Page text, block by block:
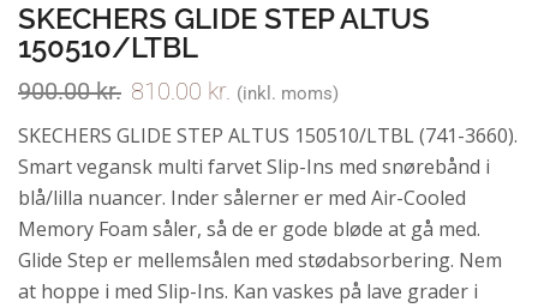
SKECHERS GLIDE STEP ALTUS
150510/LTBL
900.00kr. 810.00 kr. (inkl. moms)
SKECHERS GLIDE STEP ALTUS 150510/LTBL (741-3660).
Smart vegansk multi farvet Slip-Ins med snørebånd i
blå/lilla nuancer. Inder sålerner er med Air-Cooled
Memory Foam såler, så de er gode bløde at gå med.
Glide Step er mellemsålen med stødabsorbering. Nem
at hoppe i med Slip-Ins. Kan vaskes på lave grader i